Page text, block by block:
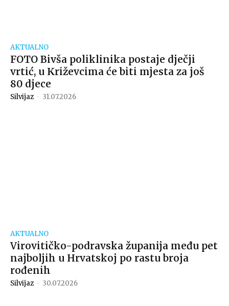
AKTUALNO
FOTO Bivša poliklinika postaje dječji
vrtić, u Križevcima će biti mjesta za još
80 djece
Silvijaz - 31.07.2026
AKTUALNO
Virovitičko-podravska županija među pet
najboljih u Hrvatskoj po rastu broja
rođenih
Silvijaz - 30.07.2026